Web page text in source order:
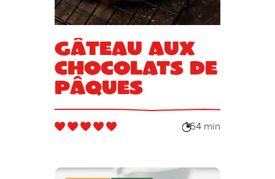
Gâteau aux
chocolats de
Pâques
54 min